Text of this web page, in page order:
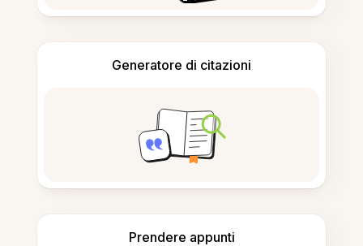
Generatore di citazioni
Prendere appunti